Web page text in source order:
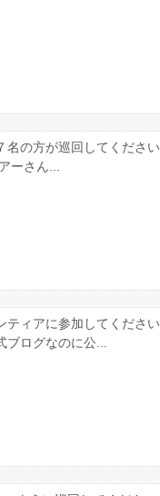
名の方が巡回してください
ーさん...
ティアに参加してください
ブログなのに公...